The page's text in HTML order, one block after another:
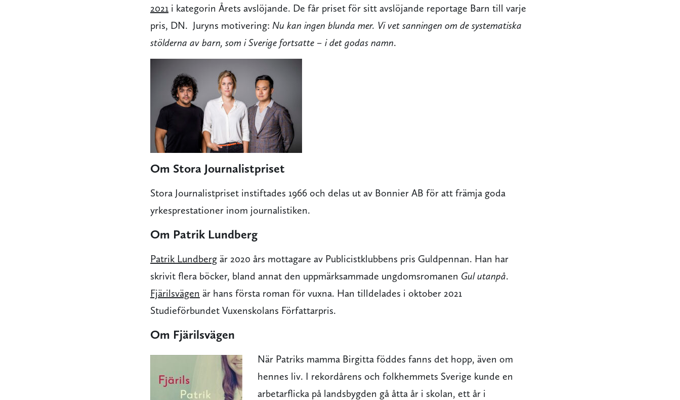
2021 i kategorin Årets avslöjande. De får priset för sitt avslöjande reportage Barn till varje
pris, DN. Juryns motivering: Nu kan ingen blunda mer. Vi vet sanningen om de systematiska
stölderna av barn, som i Sverige fortsatte – i det godas namn.
Om Stora Journalistpriset
Stora Journalistpriset instiftades 1966 och delas ut av Bonnier AB för att främja goda
yrkesprestationer inom journalistiken.
Om Patrik Lundberg
Patrik Lundberg är 2020 års mottagare av Publicistklubbens pris Guldpennan. Han har
skrivit flera böcker, bland annat den uppmärksammade ungdomsromanen Gul utanpå.
Fjärilsvägen är hans första roman för vuxna. Han tilldelades i oktober 2021
Studieförbundet Vuxenskolans Författarpris.
Om Fjärilsvägen
När Patriks mamma Birgitta föddes fanns det hopp, även om
hennes liv. I rekordårens och folkhemmets Sverige kunde en
arbetarflicka på landsbygden gå åtta år i skolan, ett år i